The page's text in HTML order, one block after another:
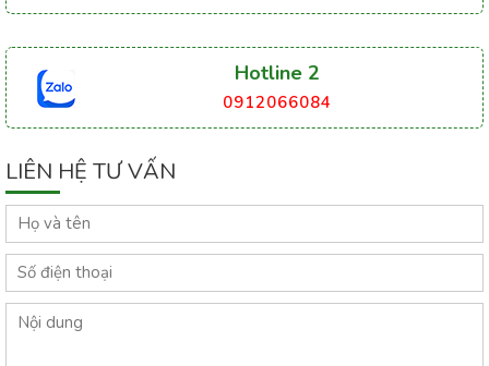
Hotline 2
0912066084
LIÊN HỆ TƯ VẤN